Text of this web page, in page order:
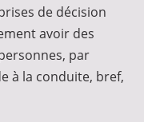
de décision
avoir des
par
à la conduite, bref,